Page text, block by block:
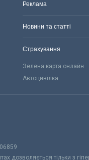
Реклама
Новини та статті
Страхування
Зелена карта онлайн
Автоцивілка
дозволяється тільки з